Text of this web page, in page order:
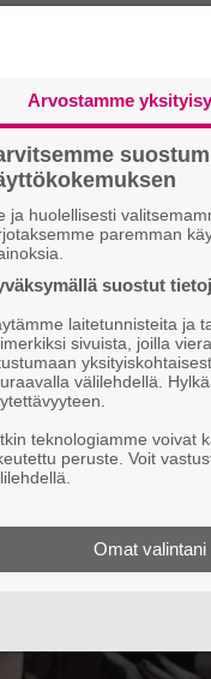
Arvostamme
ja huolellisesti
paremman
suostut
laitetunnisteita ja
sivuista, joilla
välilehdellä.
teknologiamme voivat
peruste. Voit
Omat valintani